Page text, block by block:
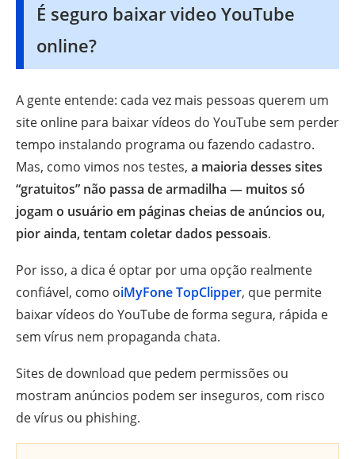
É seguro baixar video YouTube
online?
A gente entende: cada vez mais pessoas querem um
site online para baixar vídeos do YouTube sem perder
tempo instalando programa ou fazendo cadastro.
Mas, como vimos nos testes, a maioria desses sites
“gratuitos” não passa de armadilha — muitos só
jogam o usuário em páginas cheias de anúncios ou,
pior ainda, tentam coletar dados pessoais.
Por isso, a dica é optar por uma opção realmente
confiável, como oiMyFone TopClipper, que permite
baixar vídeos do YouTube de forma segura, rápida e
sem vírus nem propaganda chata.
Sites de download que pedem permissões ou
mostram anúncios podem ser inseguros, com risco
de vírus ou phishing.